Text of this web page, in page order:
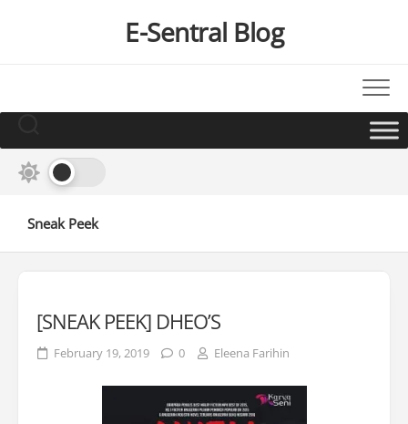
E-Sentral Blog
Sneak Peek
[SNEAK PEEK] DHEO’S
February 19, 2019 0 Eleena Farihin